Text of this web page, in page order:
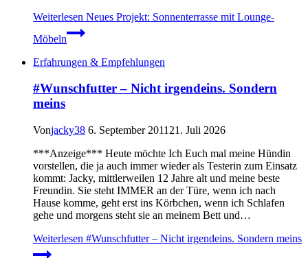
Weiterlesen Neues Projekt: Sonnenterrasse mit Lounge-
Möbeln
Erfahrungen & Empfehlungen
#Wunschfutter – Nicht irgendeins. Sondern
meins
Vonjacky38 6. September 2011 21. Juli 2026
***Anzeige*** Heute möchte Ich Euch mal meine Hündin
vorstellen, die ja auch immer wieder als Testerin zum Einsatz
kommt: Jacky, mittlerweilen 12 Jahre alt und meine beste
Freundin. Sie steht IMMER an der Türe, wenn ich nach
Hause komme, geht erst ins Körbchen, wenn ich Schlafen
gehe und morgens steht sie an meinem Bett und…
Weiterlesen #Wunschfutter – Nicht irgendeins. Sondern meins